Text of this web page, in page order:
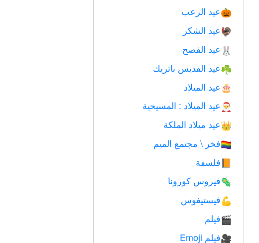
🎃عيد الرعب
🦃عيد الشكر
🐰 عيد الفصح
☘️عيد القديس باتريك
🎂 عيد الميلاد
🎅 عيد الميلاد : المسيحية
👑عيد ميلاد الملكة
🏳️‍🌈فخر \ مجتمع الميم
فلسفة
🦠فيروس كورونا
💪فيستيفوس
🎬فيلم
🎥فيلم Emoji